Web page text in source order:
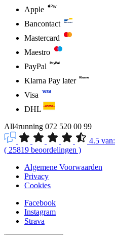
Apple
Bancontact
Mastercard
Maestro
PayPal
Klarna Pay later
Visa
DHL
All4running 072 520 00 99
4.5 van:
( 25819 beoordelingen )
Algemene Voorwaarden
Privacy
Cookies
Facebook
Instagram
Strava